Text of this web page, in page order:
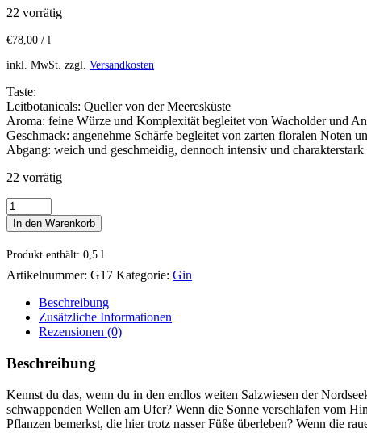
22 vorrätig
€78,00 / l
inkl. MwSt. zzgl. Versandkosten
Taste:
Leitbotanicals: Queller von der Meeresküste
Aroma: feine Würze und Komplexität begleitet von Wacholder und
Geschmack: angenehme Schärfe begleitet von zarten floralen Noten
Abgang: weich und geschmeidig, dennoch intensiv und charakterstark
22 vorrätig
NORGIN
Menge
In den Warenkorb
Produkt enthält: 0,5 l
Artikelnummer: G17 Kategorie: Gin
Beschreibung
Zusätzliche Informationen
Rezensionen (0)
Beschreibung
Kennst du das, wenn du in den endlos weiten Salzwiesen der
schwappenden Wellen am Ufer? Wenn die Sonne verschlafen vom
Pflanzen bemerkst, die hier trotz nasser Füße überleben? Wenn die